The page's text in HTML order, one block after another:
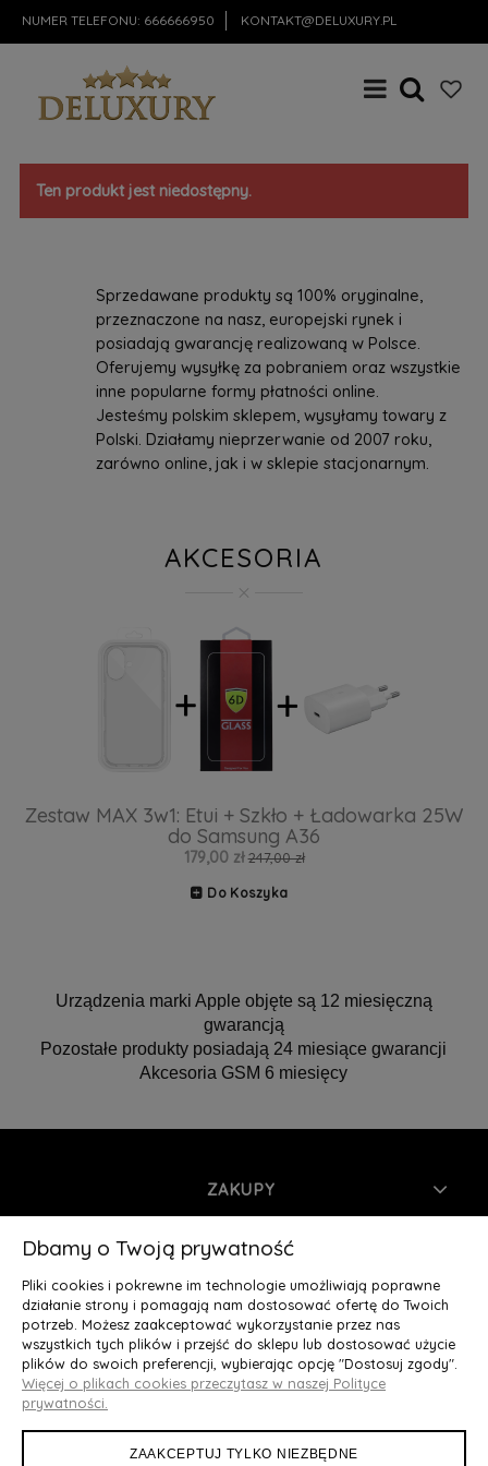
NUMER TELEFONU: 666666950 KONTAKT@DELUXURY.PL
Ten produkt jest niedostępny.
Sprzedawane produkty są 100% oryginalne,
przeznaczone na nasz, europejski rynek i
posiadają gwarancję realizowaną w Polsce.
Oferujemy wysyłkę za pobraniem oraz wszystkie
inne popularne formy płatności online.
Jesteśmy polskim sklepem, wysyłamy towary z
Polski. Działamy nieprzerwanie od 2007 roku,
zarówno online, jak i w sklepie stacjonarnym.
AKCESORIA
Zestaw MAX 3w1: Etui + Szkło + Ładowarka 25W
do Samsung A36
179,00 zł 247,00 zł
Do Koszyka
Urządzenia marki Apple objęte są 12 miesięczną
gwarancją
Pozostałe produkty posiadają 24 miesiące gwarancji
Akcesoria GSM 6 miesięcy
ZAKUPY
INFORMACJE
MOJE KONTO
O NAS
Deluxury.pl
Dbamy o Twoją prywatność
Pliki cookies i pokrewne im technologie umożliwiają poprawne
działanie strony i pomagają nam dostosować ofertę do Twoich
potrzeb. Możesz zaakceptować wykorzystanie przez nas
wszystkich tych plików i przejść do sklepu lub dostosować użycie
plików do swoich preferencji, wybierając opcję "Dostosuj zgody".
Więcej o plikach cookies przeczytasz w naszej Polityce
prywatności.
ZAAKCEPTUJ TYLKO NIEZBĘDNE